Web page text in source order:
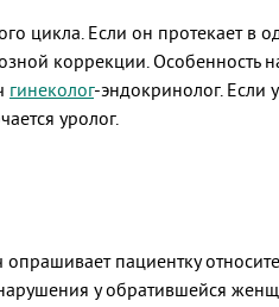
цикла. Если он протекает
коррекции. Особенность
гинеколог-эндокринолог. Если
уролог.
пациентку
у обратившейся